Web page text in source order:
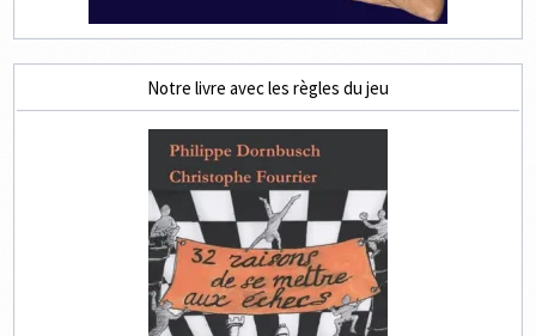
Notre livre avec les règles du jeu